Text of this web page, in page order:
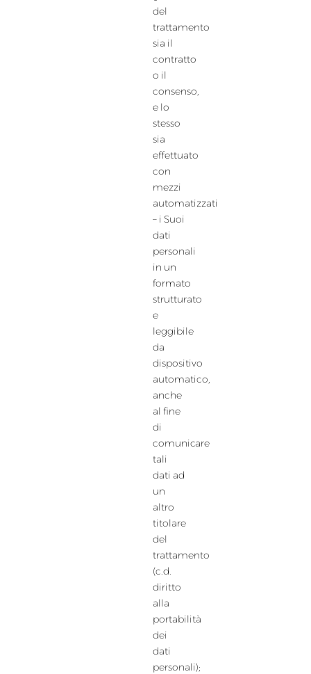
del
trattamento
sia il
contratto
o il
consenso,
e lo
stesso
sia
effettuato
con
mezzi
automatizzati
– i Suoi
dati
personali
in un
formato
strutturato
e
leggibile
da
dispositivo
automatico,
anche
al fine
di
comunicare
tali
dati ad
un
altro
titolare
del
trattamento
(c.d.
diritto
alla
portabilità
dei
dati
personali);